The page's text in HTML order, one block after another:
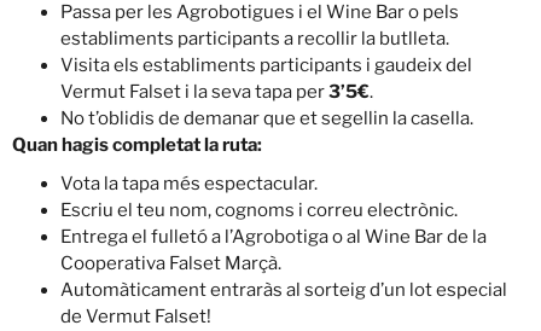
Passa per les Agrobotigues i el Wine Bar o pels
establiments participants a recollir la butlleta.
Visita els establiments participants i gaudeix del
Vermut Falset i la seva tapa per3’5€.
No t’oblidis de demanar que et segellin la casella.
Quan hagis completat la ruta:
Vota la tapa més espectacular.
Escriu el teu nom, cognoms i correu electrònic.
Entrega el fulletó a l’Agrobotiga o al Wine Bar de la
Cooperativa Falset Marçà.
Automàticament entraràs al sorteig d’un lot especial
de Vermut Falset!